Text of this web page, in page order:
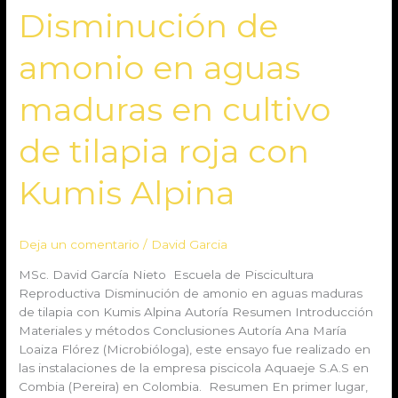
Disminución de
amonio en aguas
maduras en cultivo
de tilapia roja con
Kumis Alpina
Deja un comentario / David Garcia
MSc. David García Nieto Escuela de Piscicultura
Reproductiva Disminución de amonio en aguas maduras
de tilapia con Kumis Alpina Autoría Resumen Introducción
Materiales y métodos Conclusiones Autoría Ana María
Loaiza Flórez (Microbióloga), este ensayo fue realizado en
las instalaciones de la empresa piscicola Aquaeje S.A.S en
Combia (Pereira) en Colombia. Resumen En primer lugar,
Disminución
de
en
maduras
en
cultivo
de
tilapia
roja
Kumis
Alpina